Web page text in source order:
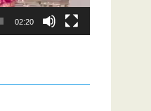
02:20